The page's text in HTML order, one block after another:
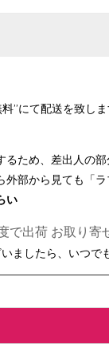
料”にて配送を致し
るため、差出人の
外部から見ても「
い
で出荷 お取り寄
ましたら、いつで